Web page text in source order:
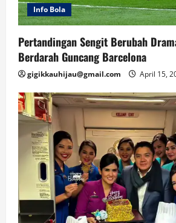
Info Bola
Pertandingan Sengit Berubah
Berdarah Guncang Barcelona
gigikkauhijau@gmail.com April 15,